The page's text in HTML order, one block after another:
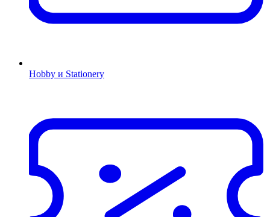
Hobby и Stationery